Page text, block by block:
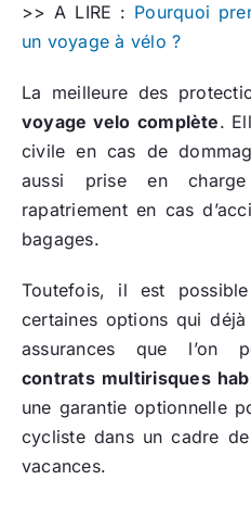
>> A LIRE : Pourquoi
un voyage à vélo ?
La meilleure des
voyage velo complète.
civile en cas de
aussi prise en
rapatriement en cas
bagages.
Toutefois, il est
certaines options qui déjà
assurances que l’on
contrats multirisques
une garantie optionnelle
cycliste dans un cadre
vacances.